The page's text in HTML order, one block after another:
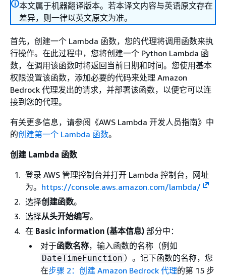
本文属于机器翻译版本。若本译文内容与英语原文存在
差异，则一律以英文原文为准。
首先，创建一个 Lambda 函数，您的代理将调用函数来执
行操作。在此过程中，您将创建一个 Python Lambda 函
数，在调用该函数时将返回当前日期和时间。您使用基本
权限设置该函数，添加必要的代码来处理 Amazon
Bedrock 代理发出的请求，并部署该函数，以便它可以连
接到您的代理。
有关更多信息，请参阅《AWS Lambda 开发人员指南》 中
的创建第一个 Lambda 函数。
创建 Lambda 函数
登录 AWS 管理控制台并打开 Lambda 控制台，网址
为。 https://console.aws.amazon.com/lambda/
选择创建函数。
选择从头开始编写。
在 Basic information (基本信息) 部分中：
对于函数名称，输入函数的名称（例如
DateTimeFunction ）。记下函数的名称，您
在步骤 2：创建 Amazon Bedrock 代理的第 15 步